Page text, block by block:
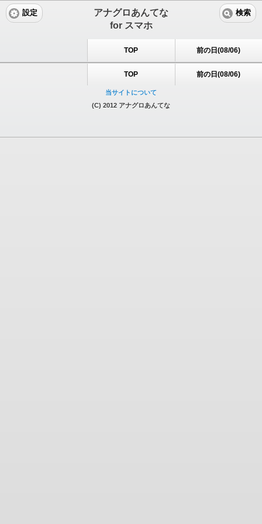
アナグロあんてな
for スマホ
設定 検索
TOP 前の日(08/06)
TOP 前の日(08/06)
当サイトについて
(C) 2012 アナグロあんてな